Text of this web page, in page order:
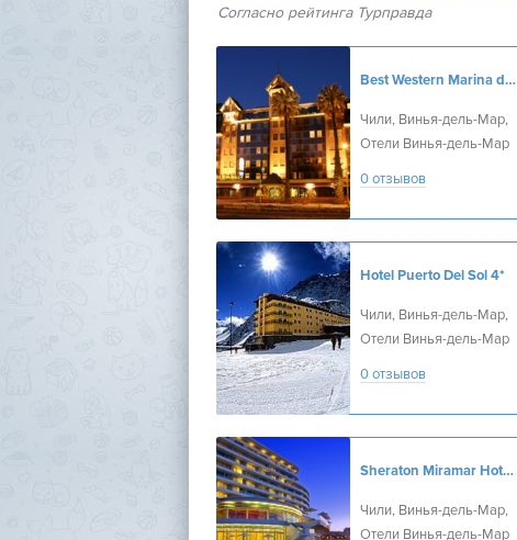
Согласно рейтинга Турправда
Best Western Marina del Rey
Чили, Винья-дель-Мар,
Отели Винья-дель-Мар
0 отзывов
Hotel Puerto Del Sol 4*
Чили, Винья-дель-Мар,
Отели Винья-дель-Мар
0 отзывов
Sheraton Miramar Hotel & Convention Center
Чили, Винья-дель-Мар,
Отели Винья-дель-Мар